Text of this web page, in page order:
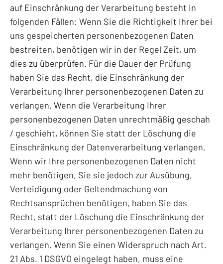
auf Einschränkung der Verarbeitung besteht in
folgenden Fällen: Wenn Sie die Richtigkeit Ihrer bei
uns gespeicherten personenbezogenen Daten
bestreiten, benötigen wir in der Regel Zeit, um
dies zu überprüfen. Für die Dauer der Prüfung
haben Sie das Recht, die Einschränkung der
Verarbeitung Ihrer personenbezogenen Daten zu
verlangen. Wenn die Verarbeitung Ihrer
personenbezogenen Daten unrechtmäßig geschah
/ geschieht, können Sie statt der Löschung die
Einschränkung der Datenverarbeitung verlangen.
Wenn wir Ihre personenbezogenen Daten nicht
mehr benötigen, Sie sie jedoch zur Ausübung,
Verteidigung oder Geltendmachung von
Rechtsansprüchen benötigen, haben Sie das
Recht, statt der Löschung die Einschränkung der
Verarbeitung Ihrer personenbezogenen Daten zu
verlangen. Wenn Sie einen Widerspruch nach Art.
21 Abs. 1 DSGVO eingelegt haben, muss eine